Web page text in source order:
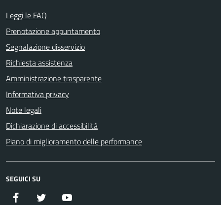
Leggi le FAQ
Prenotazione appuntamento
Segnalazione disservizio
Richiesta assistenza
Amministrazione trasparente
Informativa privacy
Note legali
Dichiarazione di accessibilità
Piano di miglioramento delle performance
SEGUICI SU
Facebook Twitter